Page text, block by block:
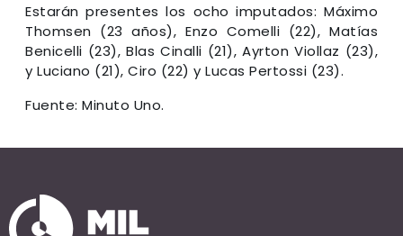
Estarán presentes los ocho imputados: Máximo
Thomsen (23 años), Enzo Comelli (22), Matías
Benicelli (23), Blas Cinalli (21), Ayrton Viollaz (23),
y Luciano (21), Ciro (22) y Lucas Pertossi (23).
Fuente: Minuto Uno.